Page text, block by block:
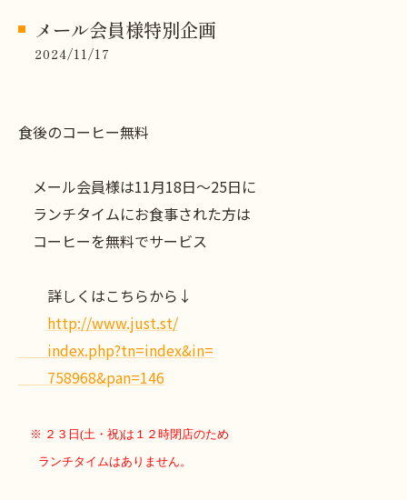
メール会員様特別企画
2024/11/17
食後のコーヒー無料
メール会員様は11月18日～25日に
ランチタイムにお食事された方は
コーヒーを無料でサービス
詳しくはこちらから↓
http://www.just.st/
index.php?tn=index&in=
758968&pan=146
※ ２３日(土・祝)は１２時閉店のため
ランチタイムはありません。